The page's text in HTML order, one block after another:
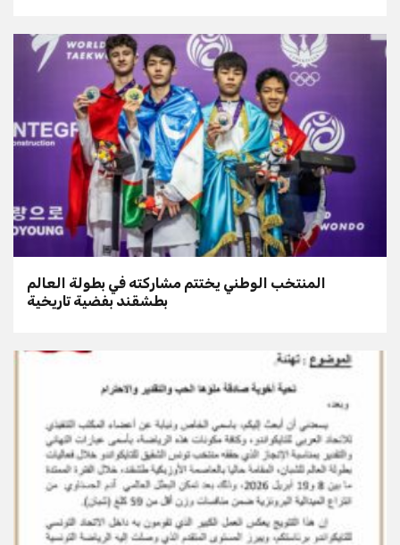
المنتخب الوطني يختتم مشاركته في بطولة العالم
بطشقند بفضية تاريخية